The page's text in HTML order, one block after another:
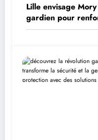
Lille envisage
gardien pour